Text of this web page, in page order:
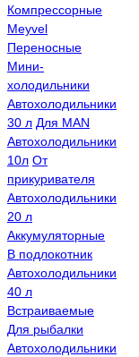
Компрессорные
Meyvel
Переносные
Мини-
холодильники
Автохолодильники
30 л Для MAN
Автохолодильники
10л От
прикуривателя
Автохолодильники
20 л
Аккумуляторные
В подлокотник
Автохолодильники
40 л
Встраиваемые
Для рыбалки
Автохолодильники